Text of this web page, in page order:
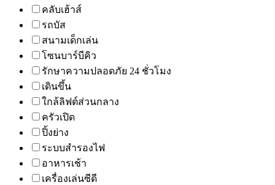
คลับเฮ้าส์
รถบัส
สนามเด็กเล่น
โซนบาร์บีคิว
รักษาความปลอดภัย 24 ชั่วโมง
เดินขึ้น
ใกล้ลิฟต์ส่วนกลาง
ครัวเปิด
ปิ้งย่าง
ระบบสำรองไฟ
อาหารเช้า
เครื่องเล่นซีดี